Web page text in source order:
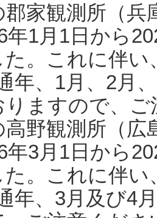
家観測所（
年1月1日から
。これに伴い
年、1月、2月
りますので、
野観測所（
年3月1日から
。これに伴い
年、3月及び4